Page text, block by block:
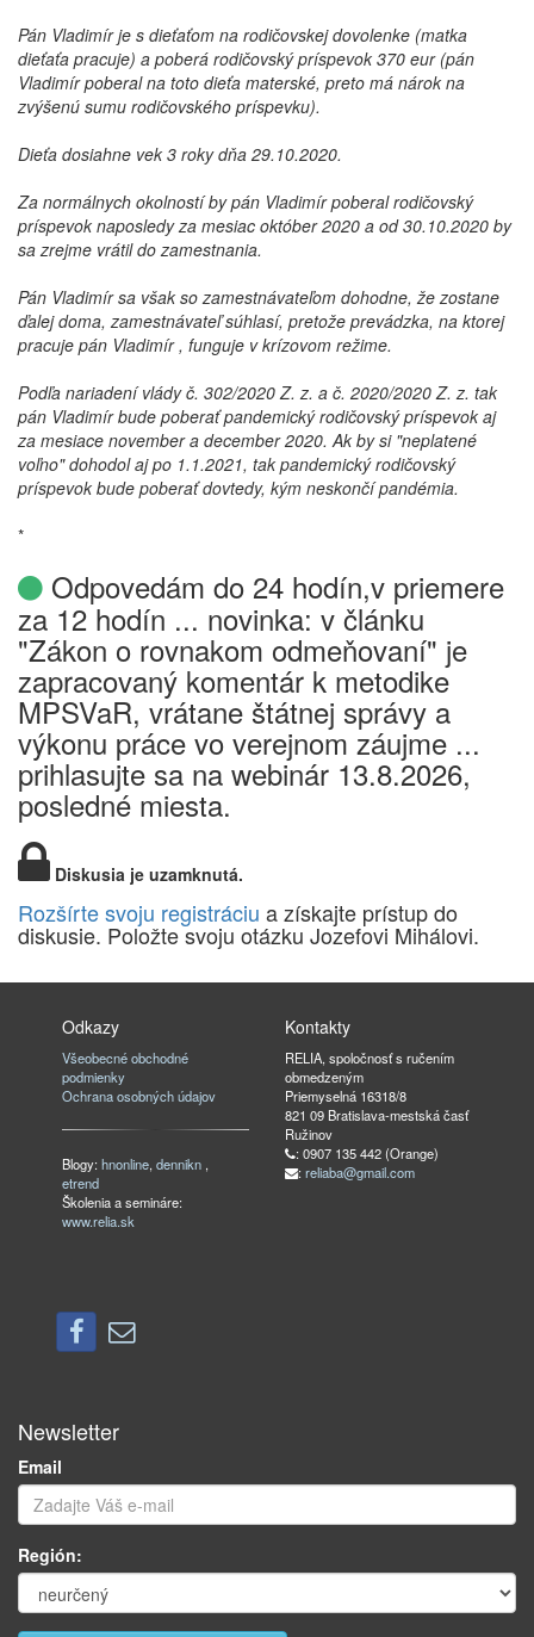
Pán Vladimír je s dieťaťom na rodičovskej dovolenke (matka
dieťaťa pracuje) a poberá rodičovský príspevok 370 eur (pán
Vladimír poberal na toto dieťa materské, preto má nárok na
zvýšenú sumu rodičovského príspevku).
Dieťa dosiahne vek 3 roky dňa 29.10.2020.
Za normálnych okolností by pán Vladimír poberal rodičovský
príspevok naposledy za mesiac október 2020 a od 30.10.2020 by
sa zrejme vrátil do zamestnania.
Pán Vladimír sa však so zamestnávateľom dohodne, že zostane
ďalej doma, zamestnávateľ súhlasí, pretože prevádzka, na ktorej
pracuje pán Vladimír , funguje v krízovom režime.
Podľa nariadení vlády č. 302/2020 Z. z. a č. 2020/2020 Z. z. tak
pán Vladimír bude poberať pandemický rodičovský príspevok aj
za mesiace november a december 2020. Ak by si "neplatené
voľno" dohodol aj po 1.1.2021, tak pandemický rodičovský
príspevok bude poberať dovtedy, kým neskončí pandémia.
*
Odpovedám do 24 hodín,v priemere
za 12 hodín ... novinka: v článku
"Zákon o rovnakom odmeňovaní" je
zapracovaný komentár k metodike
MPSVaR, vrátane štátnej správy a
výkonu práce vo verejnom záujme ...
prihlasujte sa na webinár 13.8.2026,
posledné miesta.
Diskusia je uzamknutá.
Rozšírte svoju registráciu a získajte prístup do
diskusie. Položte svoju otázku Jozefovi Mihálovi.
Odkazy
Všeobecné obchodné
podmienky
Ochrana osobných údajov
Blogy:hnonline,dennikn ,
etrend
Školenia a semináre:
www.relia.sk
Kontakty
RELIA, spoločnosť s ručením
obmedzeným
Priemyselná 16318/8
821 09 Bratislava-mestská časť
Ružinov
: 0907 135 442 (Orange)
: reliaba@gmail.com
Newsletter
Email
Región: